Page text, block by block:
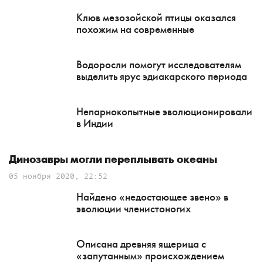
Клюв мезозойской птицы оказался
похожим на современные
Водоросли помогут исследователям
выделить ярус эдиакарского периода
Непарнокопытные эволюционировали
в Индии
Динозавры могли переплывать океаны
05 ноября 2020, 22:52
Найдено «недостающее звено» в
эволюции членистоногих
Описана древняя ящерица с
«запутанным» происхождением